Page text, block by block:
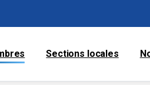
Sections locales